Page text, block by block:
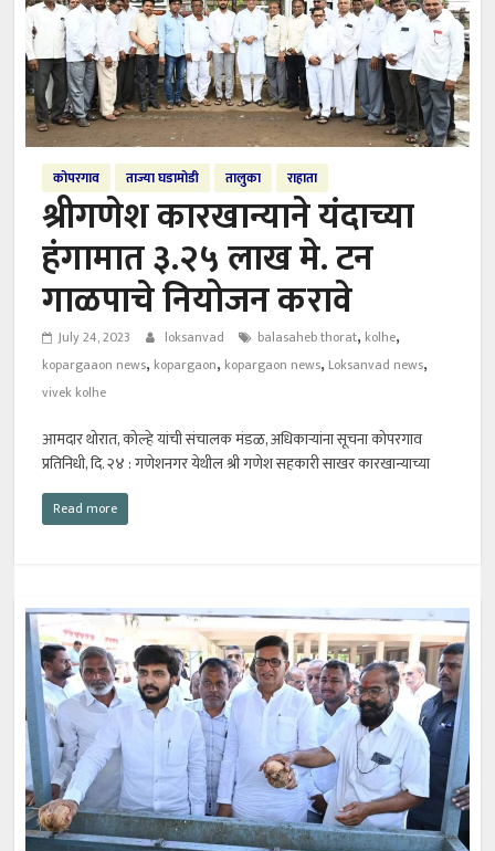
कोपरगाव ताज्या घडामोडी तालुका राहाता
श्रीगणेश कारखान्याने यंदाच्या
हंगामात ३.२५ लाख मे. टन
गाळपाचे नियोजन करावे
July 24, 2023 loksanvad balasaheb thorat, kolhe,
kopargaaon news, kopargaon, kopargaon news, Loksanvad news,
vivek kolhe
आमदार थोरात, कोल्हे यांची संचालक मंडळ, अधिकाऱ्यांना सूचना कोपरगाव
प्रतिनिधी, दि. २४ : गणेशनगर येथील श्री गणेश सहकारी साखर कारखान्याच्या
Read more